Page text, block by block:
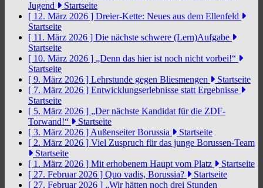
Jugend
Startseite
[ 12. März 2026 ] Dreier-Kette: Neues aus dem Ellenfeld
Startseite
[ 11. März 2026 ] Die nächste schwere (Lern)Aufgabe
Startseite
[ 10. März 2026 ] „Denn das hier ist noch nicht vorbei!“
Startseite
[ 9. März 2026 ] Lehrstunde gegen Bliesmengen
Startseite
[ 7. März 2026 ] Entwicklungserlebnisse statt Ergebnisse
Startseite
[ 5. März 2026 ] „Der nächste Kandidat für die ZDF-
Torwand!“
Startseite
[ 3. März 2026 ] Außenseiter Borussia
Startseite
[ 2. März 2026 ] Viel Zuspruch für das junge Borussen-Team
Startseite
[ 1. März 2026 ] Mit erhobenem Haupt vom Platz
Startseite
[ 27. Februar 2026 ] Quo vadis, Borussia?
Startseite
[ 27. Februar 2026 ] „Wir hätten noch drei Stunden